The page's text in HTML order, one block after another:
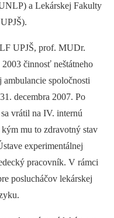
a Lekárskej Fakulty
UPJŠ, prof. MUDr.
činnosť neštátneho
spoločnosti
decembra 2007. Po
vrátil na IV. internú
mu to zdravotný stav
experimentálnej
pracovník. V rámci
poslucháčov lekárskej